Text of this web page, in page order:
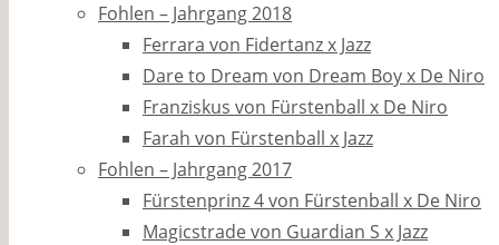
Fohlen – Jahrgang 2018
Ferrara von Fidertanz x Jazz
Dare to Dream von Dream Boy x De Niro
Franziskus von Fürstenball x De Niro
Farah von Fürstenball x Jazz
Fohlen – Jahrgang 2017
Fürstenprinz 4 von Fürstenball x De Niro
Magicstrade von Guardian S x Jazz